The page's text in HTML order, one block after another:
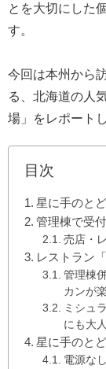
とを大切にした
す。
今回は本州から
る、北海道の人
場」をレポート
目次
星に手のと
管理棟で受付
売店・
レストラン
管理棟
カンが
ミシュ
にも大
星に手のと
電源な